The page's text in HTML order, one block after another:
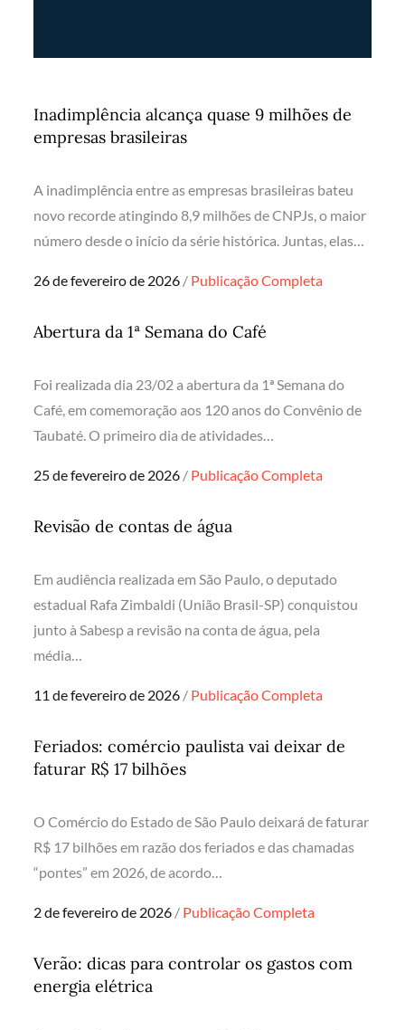
Inadimplência alcança quase 9 milhões de
empresas brasileiras
A inadimplência entre as empresas brasileiras bateu
novo recorde atingindo 8,9 milhões de CNPJs, o maior
número desde o início da série histórica. Juntas, elas…
Posted
26 de fevereiro de 2026 Publicação Completa
Abertura da 1ª Semana do Café
Foi realizada dia 23/02 a abertura da 1ª Semana do
Café, em comemoração aos 120 anos do Convênio de
Taubaté. O primeiro dia de atividades…
Posted
25 de fevereiro de 2026 Publicação Completa
Revisão de contas de água
Em audiência realizada em São Paulo, o deputado
estadual Rafa Zimbaldi (União Brasil-SP) conquistou
junto à Sabesp a revisão na conta de água, pela
média…
Posted
11 de fevereiro de 2026 Publicação Completa
Feriados: comércio paulista vai deixar de
faturar R$ 17 bilhões
O Comércio do Estado de São Paulo deixará de faturar
R$ 17 bilhões em razão dos feriados e das chamadas
“pontes” em 2026, de acordo…
Posted
2 de fevereiro de 2026 Publicação Completa
Verão: dicas para controlar os gastos com
energia elétrica